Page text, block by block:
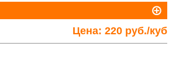
Цена: 220 руб./куб